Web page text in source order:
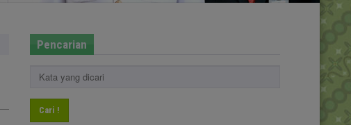
Pencarian
Cari !